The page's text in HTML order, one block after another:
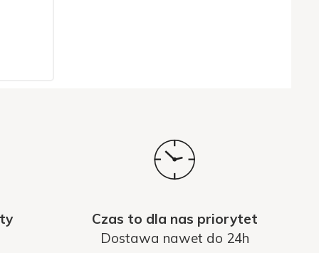
Czas to dla nas priorytet
Dostawa nawet do 24h